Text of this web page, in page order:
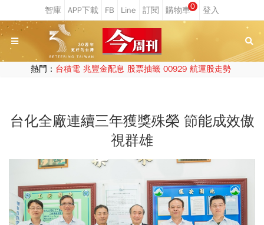
0
熱門： 台積電 兆豐金配息 股票抽籤 00929 航運股走勢
台化全廠連續三年獲獎殊榮 節能成效傲
視群雄